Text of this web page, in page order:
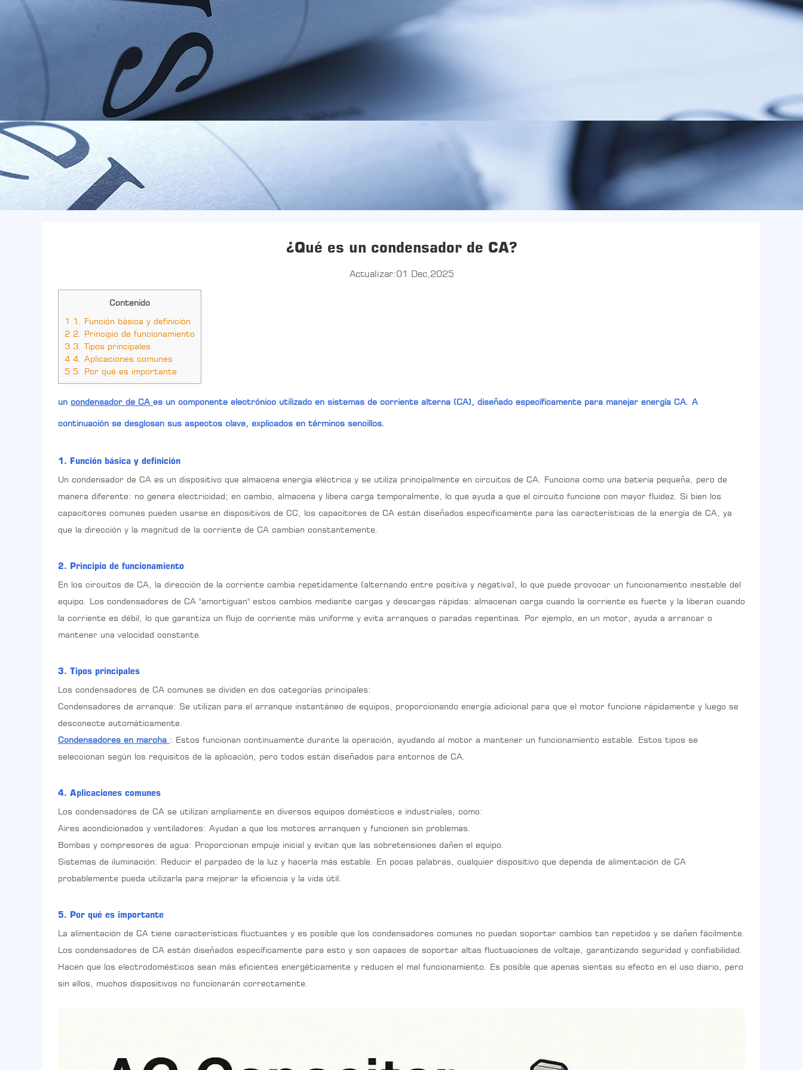
¿Qué es un condensador de CA?
Actualizar:01 Dec,2025
Contenido
1 1. Función básica y definición
2 2. Principio de funcionamiento
3 3. Tipos principales
4 4. Aplicaciones comunes
5 5. Por qué es importante
un condensador de CA es un componente electrónico utilizado en sistemas de corriente alterna (CA), diseñado específicamente para manejar energía CA. A
continuación se desglosan sus aspectos clave, explicados en términos sencillos.
1. Función básica y definición
Un condensador de CA es un dispositivo que almacena energía eléctrica y se utiliza principalmente en circuitos de CA. Funciona como una batería pequeña, pero de
manera diferente: no genera electricidad; en cambio, almacena y libera carga temporalmente, lo que ayuda a que el circuito funcione con mayor fluidez. Si bien los
capacitores comunes pueden usarse en dispositivos de CC, los capacitores de CA están diseñados específicamente para las características de la energía de CA, ya
que la dirección y la magnitud de la corriente de CA cambian constantemente.
2. Principio de funcionamiento
En los circuitos de CA, la dirección de la corriente cambia repetidamente (alternando entre positiva y negativa), lo que puede provocar un funcionamiento inestable del
equipo. Los condensadores de CA "amortiguan" estos cambios mediante cargas y descargas rápidas: almacenan carga cuando la corriente es fuerte y la liberan cuando
la corriente es débil, lo que garantiza un flujo de corriente más uniforme y evita arranques o paradas repentinas. Por ejemplo, en un motor, ayuda a arrancar o
mantener una velocidad constante.
3. Tipos principales
Los condensadores de CA comunes se dividen en dos categorías principales:
Condensadores de arranque: Se utilizan para el arranque instantáneo de equipos, proporcionando energía adicional para que el motor funcione rápidamente y luego se
desconecte automáticamente.
Condensadores en marcha : Estos funcionan continuamente durante la operación, ayudando al motor a mantener un funcionamiento estable. Estos tipos se
seleccionan según los requisitos de la aplicación, pero todos están diseñados para entornos de CA.
4. Aplicaciones comunes
Los condensadores de CA se utilizan ampliamente en diversos equipos domésticos e industriales, como:
Aires acondicionados y ventiladores: Ayudan a que los motores arranquen y funcionen sin problemas.
Bombas y compresores de agua: Proporcionan empuje inicial y evitan que las sobretensiones dañen el equipo.
Sistemas de iluminación: Reducir el parpadeo de la luz y hacerla más estable. En pocas palabras, cualquier dispositivo que dependa de alimentación de CA
probablemente pueda utilizarla para mejorar la eficiencia y la vida útil.
5. Por qué es importante
La alimentación de CA tiene características fluctuantes y es posible que los condensadores comunes no puedan soportar cambios tan repetidos y se dañen fácilmente.
Los condensadores de CA están diseñados específicamente para esto y son capaces de soportar altas fluctuaciones de voltaje, garantizando seguridad y confiabilidad.
Hacen que los electrodomésticos sean más eficientes energéticamente y reducen el mal funcionamiento. Es posible que apenas sientas su efecto en el uso diario, pero
sin ellos, muchos dispositivos no funcionarán correctamente.